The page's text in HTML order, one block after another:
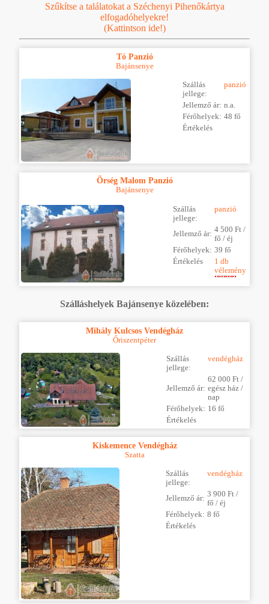
Szűkítse a találatokat a Széchenyi Pihenőkártya
elfogadóhelyekre!
(Kattintson ide!)
Tó Panzió
Bajánsenye
Szállás
jellege:
panzió
Jellemző ár: n.a.
Férőhelyek: 48 fő
Értékelés
Õrség Malom Panzió
Bajánsenye
Szállás
jellege:
panzió
Jellemző ár: 4 500 Ft /
fő / éj
Férőhelyek: 39 fő
Értékelés
1 db
vélemény
Szálláshelyek Bajánsenye közelében:
Mihály Kulcsos Vendégház
Őriszentpéter
Szállás
jellege:
vendégház
Jellemző ár:
62 000 Ft /
egész ház /
nap
Férőhelyek: 16 fő
Értékelés
Kiskemence Vendégház
Szatta
Szállás
jellege:
vendégház
Jellemző ár: 3 900 Ft /
fő / éj
Férőhelyek: 8 fő
Értékelés